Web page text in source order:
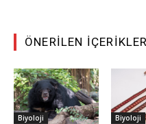
ÖNERILEN İÇERIKLER
Biyoloji Biyoloji